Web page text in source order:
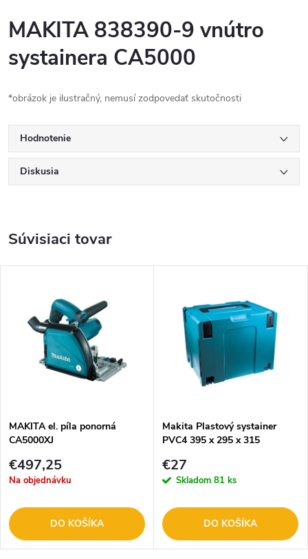
MAKITA 838390-9 vnútro
systainera CA5000
*obrázok je ilustračný, nemusí zodpovedať skutočnosti
Hodnotenie
Diskusia
Súvisiaci tovar
MAKITA el. píla ponorná
CA5000XJ
€497,25
Na objednávku
DO KOŠÍKA
Makita Plastový systainer
PVC4 395 x 295 x 315
€27
Skladom 81 ks
DO KOŠÍKA